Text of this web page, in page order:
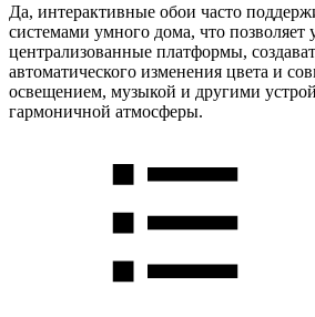
Да, интерактивные обои часто
системами умного дома, что позволяет
централизованные платформы,
автоматического изменения цвета и
освещением, музыкой и другими
гармоничной атмосферы.